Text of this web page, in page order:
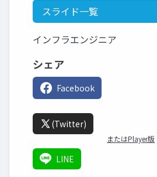
スライド一覧
インフラエンジニア
シェア
Facebook
(Twitter)
またはPlayer版
LINE